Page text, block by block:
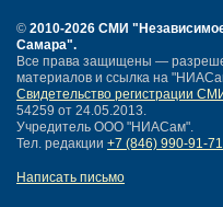
© 2010-2026 СМИ
Самара".
Все права защищены —
материалов и ссылка на
Свидетельство регистрации
54259 от 24.05.2013.
Учредитель ООО "НИАСам".
Тел. редакции +7 (846) 990-91-
Написать письмо